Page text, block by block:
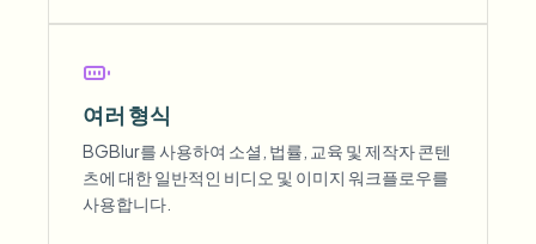
여러 형식
BGBlur를 사용하여 소셜, 법률, 교육 및 제작자 콘텐
츠에 대한 일반적인 비디오 및 이미지 워크플로우를
사용합니다.